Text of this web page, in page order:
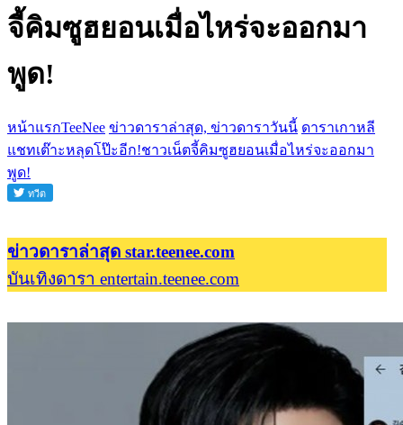
จี้คิมซูฮยอนเมื่อไหร่จะออกมา
พูด!
หน้าแรกTeeNee ข่าวดาราล่าสุด, ข่าวดาราวันนี้ ดาราเกาหลี
แชทเต๊าะหลุดโป๊ะอีก!ชาวเน็ตจี้คิมซูฮยอนเมื่อไหร่จะออกมา
พูด!
ข่าวดาราล่าสุด star.teenee.com
บันเทิงดารา entertain.teenee.com